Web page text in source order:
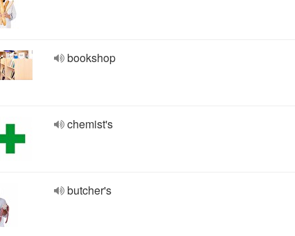
bookshop
chemist's
butcher's